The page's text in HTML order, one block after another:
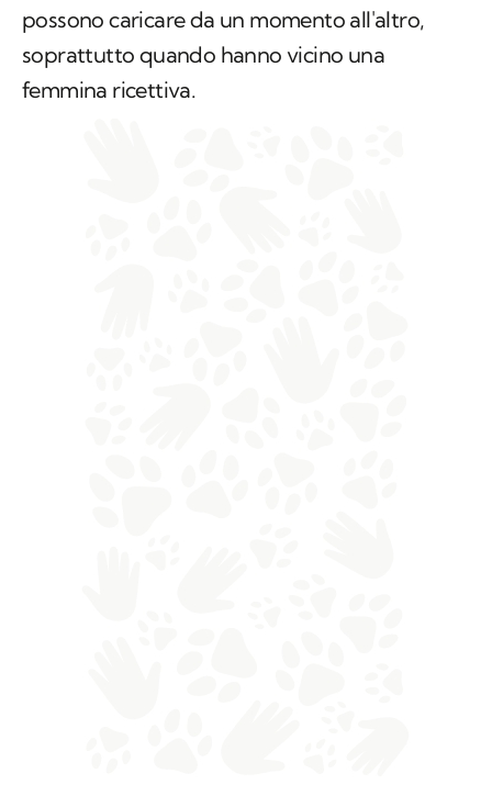
possono caricare da un momento all'altro,
soprattutto quando hanno vicino una
femmina ricettiva.